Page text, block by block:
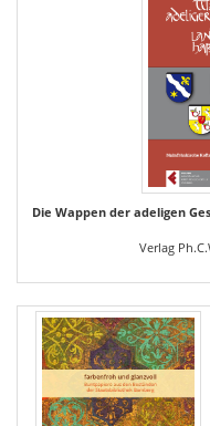
Die Wappen der adeligen
Verlag